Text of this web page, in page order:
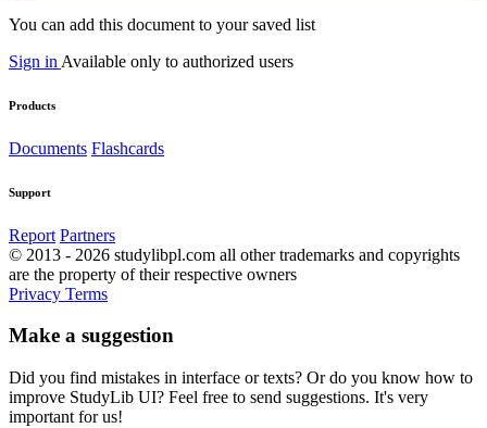
You can add this document to your saved list
Sign in Available only to authorized users
Products
Documents Flashcards
Support
Report Partners
© 2013 - 2026 studylibpl.com all other trademarks and copyrights
are the property of their respective owners
Privacy Terms
Make a suggestion
Did you find mistakes in interface or texts? Or do you know how to
improve StudyLib UI? Feel free to send suggestions. It's very
important for us!